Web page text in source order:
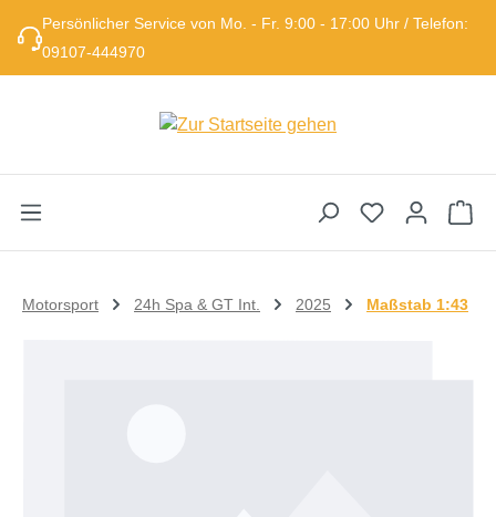
Zum Hauptinhalt springen
Persönlicher Service von Mo. - Fr. 9:00 - 17:00 Uhr / Telefon:
09107-444970
Motorsport 24h Spa & GT Int. 2025 Maßstab 1:43